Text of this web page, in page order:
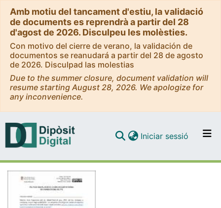
Amb motiu del tancament d'estiu, la validació
de documents es reprendrà a partir del 28
d'agost de 2026. Disculpeu les molèsties.
Con motivo del cierre de verano, la validación de
documentos se reanudará a partir del 28 de agosto
de 2026. Disculpad las molestias
Due to the summer closure, document validation will
resume starting August 28, 2026. We apologize for
any inconvenience.
Iniciar sessió (current)